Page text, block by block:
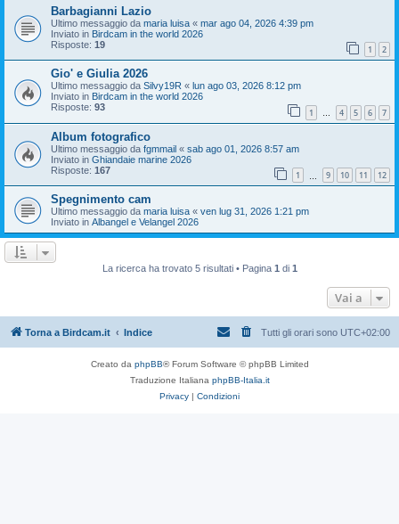
Barbagianni Lazio
Ultimo messaggio da maria luisa « mar ago 04, 2026 4:39 pm
Inviato in Birdcam in the world 2026
Risposte: 19 1 2
Gio' e Giulia 2026
Ultimo messaggio da Silvy19R « lun ago 03, 2026 8:12 pm
Inviato in Birdcam in the world 2026
Risposte: 93 1 … 4 5 6 7
Album fotografico
Ultimo messaggio da fgmmail « sab ago 01, 2026 8:57 am
Inviato in Ghiandaie marine 2026
Risposte: 167 1 9 10 11 12
Spegnimento cam
Ultimo messaggio da maria luisa « ven lug 31, 2026 1:21 pm
Inviato in Albangel e Velangel 2026
La ricerca ha trovato 5 risultati • Pagina 1di 1
Vai a
Torna a Birdcam.it Indice Tutti gli orari sono UTC+02:00
Creato da phpBB® Forum Software © phpBB Limited
Traduzione Italiana phpBB-Italia.it
Privacy
Condizioni